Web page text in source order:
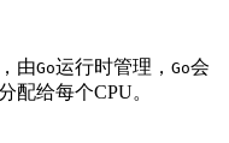
由Go运行时管理， Go会
配给每个CPU。